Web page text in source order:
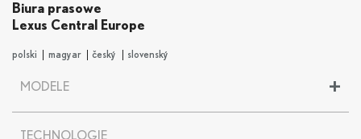
Biura prasowe
Lexus Central Europe
polski magyar český slovenský
+
MODELE
TECHNOLOGIE